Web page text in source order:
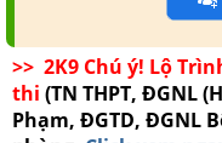
>> 2K9 Chú ý! Lộ
thi (TN THPT, ĐGNL
Phạm, ĐGTD, ĐGNL